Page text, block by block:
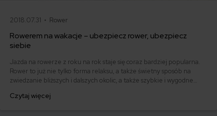
2018.07.31 • Rower
Rowerem na wakacje – ubezpiecz rower, ubezpiecz
siebie
Jazda na rowerze z roku na rok staje się coraz bardziej popularna.
Rower to już nie tylko forma relaksu, a także świetny sposób na
zwiedzanie bliższych i dalszych okolic, a także szybkie i wygodne
postanawia spędzić urlop na dwóch kółkach. Szczególnie, gdy robimy
Czytaj więcej